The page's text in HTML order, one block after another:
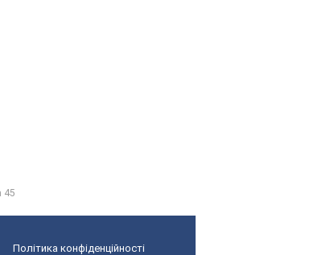
45
Політика конфіденційності